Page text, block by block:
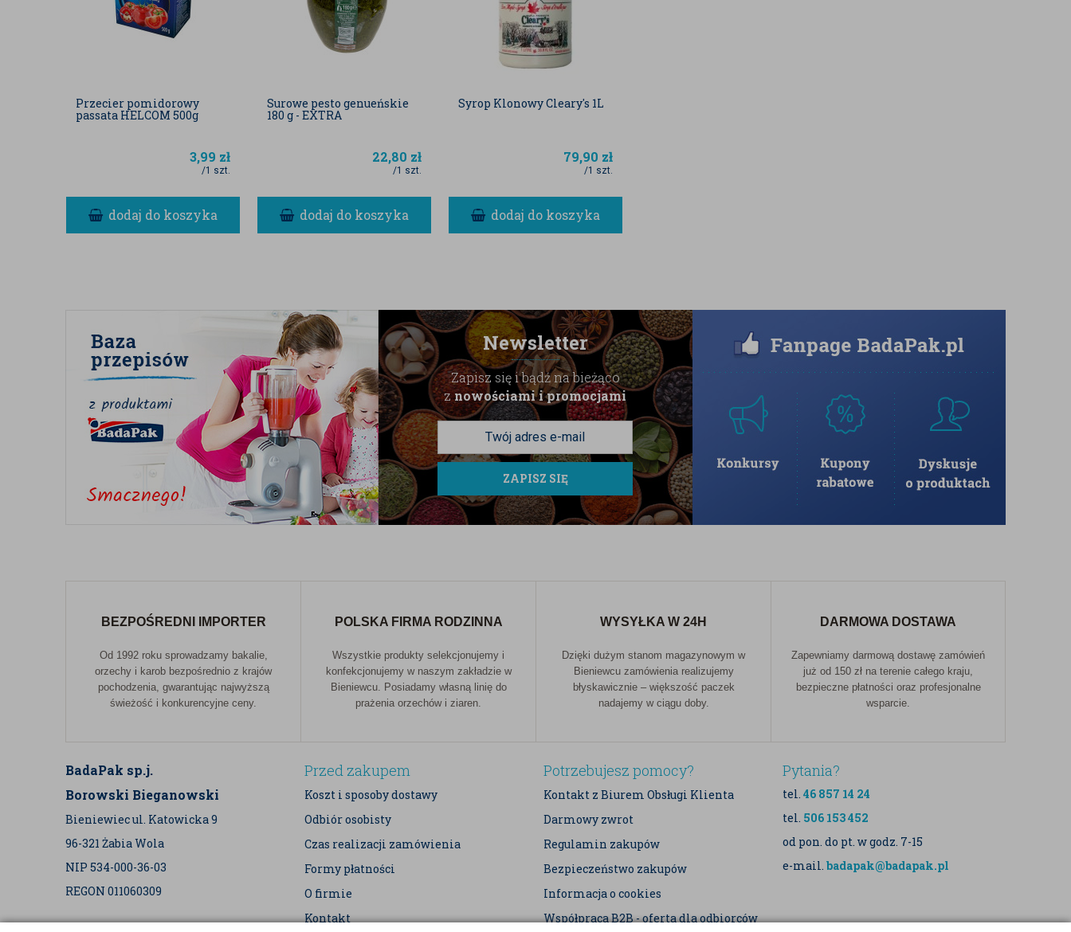
Przecier pomidorowy
passata HELCOM 500g
3,99 zł
/1 szt.
dodaj do koszyka
Surowe pesto genueńskie
180 g - EXTRA
22,80 zł
/1 szt.
dodaj do koszyka
Syrop Klonowy Cleary's 1L
79,90 zł
/1 szt.
dodaj do koszyka
Newsletter
Zapisz się i bądź na bieżąco
znowościami i promocjami
ZAPISZ SIĘ
BEZPOŚREDNI IMPORTER
Od 1992 roku sprowadzamy bakalie,
orzechy i karob bezpośrednio z krajów
pochodzenia, gwarantując najwyższą
świeżość i konkurencyjne ceny.
POLSKA FIRMA RODZINNA
Wszystkie produkty selekcjonujemy i
konfekcjonujemy w naszym zakładzie w
Bieniewcu. Posiadamy własną linię do
prażenia orzechów i ziaren.
WYSYŁKA W 24H
Dzięki dużym stanom magazynowym w
Bieniewcu zamówienia realizujemy
błyskawicznie – większość paczek
nadajemy w ciągu doby.
DARMOWA DOSTAWA
Zapewniamy darmową dostawę zamówień
już od 150 zł na terenie całego kraju,
bezpieczne płatności oraz profesjonalne
wsparcie.
BadaPak sp.j.
Borowski Bieganowski
Bieniewiec ul. Katowicka 9
96-321 Żabia Wola
NIP 534-000-36-03
REGON 011060309
Pytania?
tel. 46 857 14 24
tel. 506 153 452
od pon. do pt. w godz. 7-15
e-mail. badapak@badapak.pl
Przed zakupem
Koszt i sposoby dostawy
Odbiór osobisty
Czas realizacji zamówienia
Formy płatności
O firmie
Kontakt
Potrzebujesz pomocy?
Kontakt z Biurem Obsługi Klienta
Darmowy zwrot
Regulamin zakupów
Bezpieczeństwo zakupów
Informacja o cookies
Współpraca B2B - oferta dla odbiorców